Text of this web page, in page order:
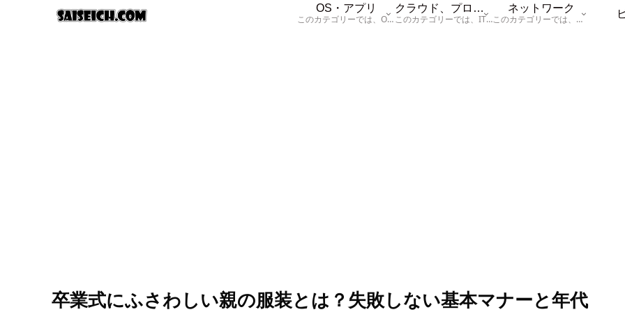
OS・アプリ
このカテゴリーでは、OSに関する情報を記載しています。
クラウド、プログラム
このカテゴリーでは、ITに関する基本的な情報として「ハードウェア、「サーバー」、「データベース、「ネットワーク」、「セキュリティ」、「プログラム」に関する情報を記載しています。
ネットワーク
このカテゴリーでは、「ネットワーク」に関する情報を記載しています。
卒業式にふさわしい親の服装とは？失敗しない基本マナーと年代